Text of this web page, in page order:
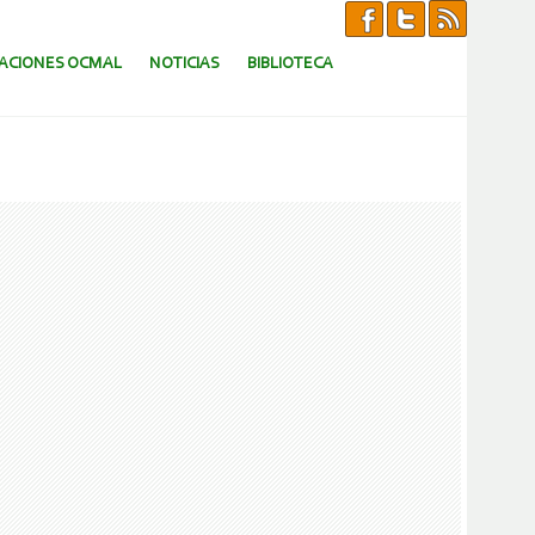
OCMAL NOTICIAS BIBLIOTECA